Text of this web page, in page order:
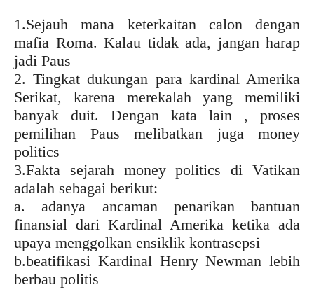
1.Sejauh mana keterkaitan calon dengan
mafia Roma. Kalau tidak ada, jangan harap
jadi Paus
2. Tingkat dukungan para kardinal Amerika
Serikat, karena merekalah yang memiliki
banyak duit. Dengan kata lain , proses
pemilihan Paus melibatkan juga money
politics
3.Fakta sejarah money politics di Vatikan
adalah sebagai berikut:
a. adanya ancaman penarikan bantuan
finansial dari Kardinal Amerika ketika ada
upaya menggolkan ensiklik kontrasepsi
b.beatifikasi Kardinal Henry Newman lebih
berbau politis